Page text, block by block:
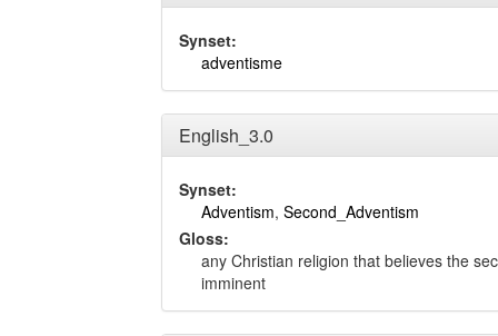
Synset:
adventisme
English_3.0
Synset:
Adventism, Second_Adventism
Gloss:
any Christian religion that believes the
imminent